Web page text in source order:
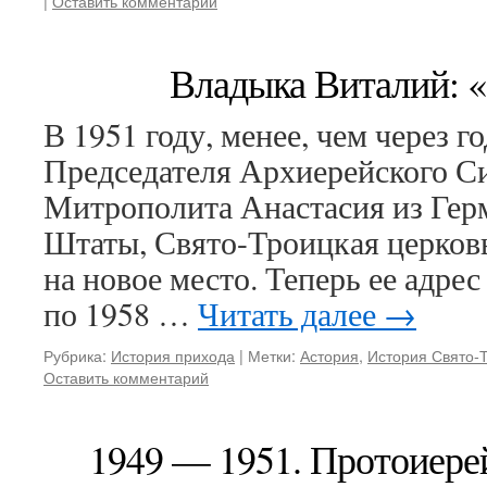
Владыка Виталий:
В 1951 году, менее, чем через
Председателя Архиерейского
Митрополита Анастасия из
Штаты, Свято-Троицкая
на новое место. Теперь ее
по 1958 … Читать далее →
Рубрика: История прихода | Метки: Астория, История
Оставить комментарий
1949 — 1951.